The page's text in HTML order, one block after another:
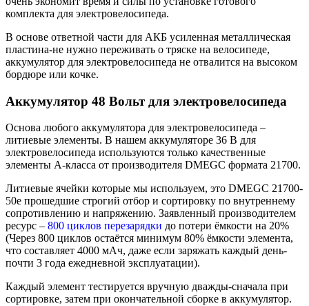
комплекта для электровелосипеда.
В основе ответной части для АКБ усиленная металлическая
пластина-не нужно переживать о тряске на велосипеде,
аккумулятор для электровелосипеда не отвалится на высоком
бордюре или кочке.
Аккумулятор 48 Вольт для электровелосипеда
Основа любого аккумулятора для электровелосипеда –
литиевые элементы. В нашем аккумуляторе 36 В для
электровелосипеда используются только качественные
элементы А-класса от производителя DMEGC формата 21700.
Литиевые ячейки которые мы используем, это DMEGC 21700-
50e прошедшие строгий отбор и сортировку по внутреннему
сопротивлению и напряжению. Заявленный производителем
ресурс – 800 циклов перезарядки до потери ёмкости на 20%
(Через 800 циклов остаётся минимум 80% ёмкости элемента,
что составляет 4000 мАч, даже если заряжать каждый день-
почти 3 года ежедневной эксплуатации).
Каждый элемент тестируется вручную дважды-сначала при
сортировке, затем при окончательной сборке в аккумулятор.